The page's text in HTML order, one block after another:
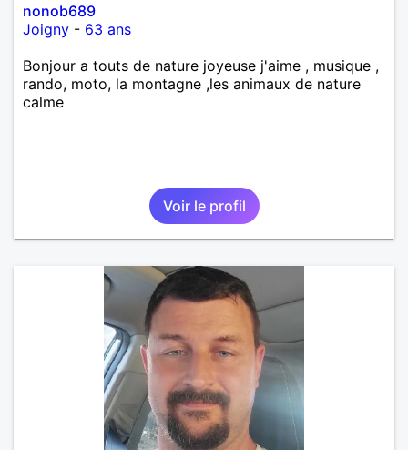
nonob689
Joigny - 63 ans
Bonjour a touts de nature joyeuse j'aime , musique ,
rando, moto, la montagne ,les animaux de nature
calme
Voir le profil